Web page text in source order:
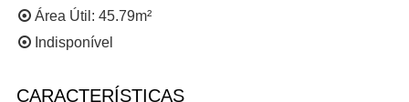
Área Útil: 45.79m²
Indisponível
CARACTERÍSTICAS